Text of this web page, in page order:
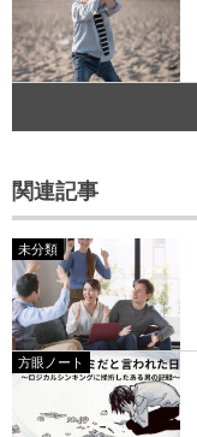
関連記事
未分類
方眼ノート